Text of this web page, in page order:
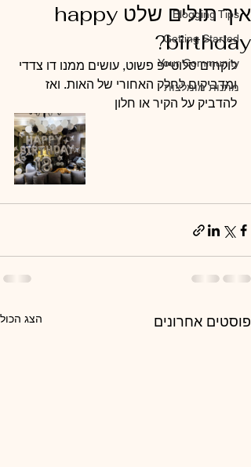
Blogging Tips
Getting Started
Your Community
מתנות מומלצות
איך תולים שלט happy
birthday?
לוקחים סלוטייפ פשוט, עושים ממנו דו צדדי
ומדביקים לחלק האחורי של האות. ואז
להדביק על הקיר או חלון
פוסטים אחרונים הצג הכול